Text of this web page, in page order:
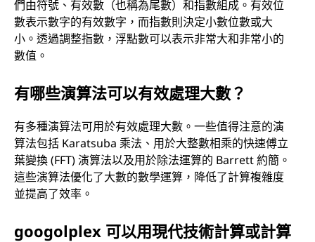
們由符號、有效數（也稱為尾數）和指數組成。有效位
數表示數字的有效數字，而指數則決定小數位數或大
小。透過調整指數，浮點數可以表示非常大和非常小的
數值。
有哪些演算法可以有效處理大數？
有多種演算法可用於有效處理大數。一些值得注意的演
算法包括 Karatsuba 乘法、用於大整數相乘的快速傅立
葉變換 (FFT) 演算法以及用於除法運算的 Barrett 約簡。
這些演算法優化了大數的數學運算，降低了計算複雜度
並提高了效率。
googolplex 可以用現代技術計算或計算